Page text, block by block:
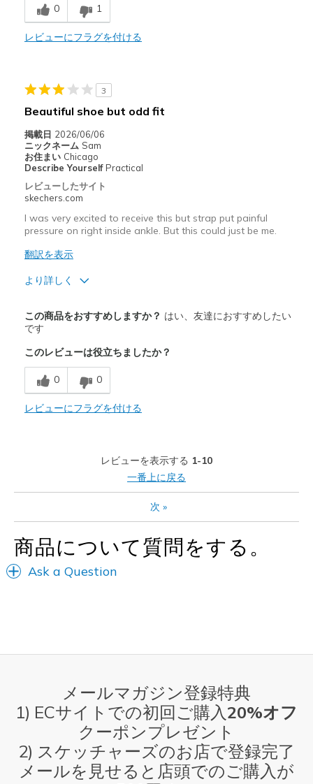
Casual Wear
Width
Feels too wide
0 1
レビューにフラグを付ける
3
Beautiful shoe but odd fit
掲載日 2026/06/06
ニックネーム Sam
お住まい Chicago
Describe Yourself Practical
レビューしたサイト
skechers.com
I was very excited to receive this but strap put painful
pressure on right inside ankle. But this could just be me.
翻訳を表示
より詳しく
Attractive Design
Breathe Well
商品が期待と異なったレビュー
Pressure
Feels true to width
Feels true to size
View On Shoes
I'm Really Into Shoes
この商品をおすすめしますか？ はい、友達におすすめしたい
です
このレビューは役立ちましたか？
0 0
レビューにフラグを付ける
レビューを表示する 1-10
一番上に戻る
次 »
商品について質問をする。
Ask a Question
メールマガジン登録特典
1) ECサイトでの初回ご購入20%オフ
クーポンプレゼント
2) スケッチャーズのお店で登録完了
メールを見せると店頭でのご購入が